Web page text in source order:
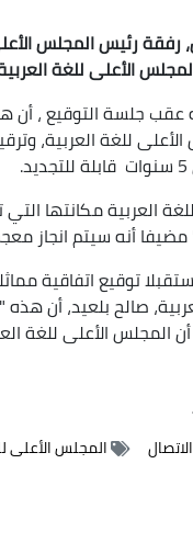
رفقة رئيس المجلس
الأعلى للغة
عقب جلسة التوقيع ، أن
للغة العربية،
العربية مكانتها
أنه سيتم انجاز
توقيع اتفاقية
صالح بلعيد، أن هذه
الأعلى للغة
المجلس الأعلى